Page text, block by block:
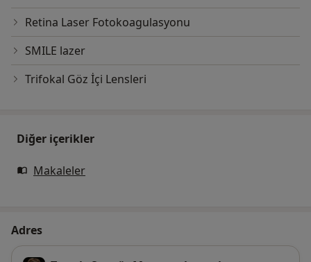
Retina Laser Fotokoagulasyonu
SMILE lazer
Trifokal Göz İçi Lensleri
Diğer içerikler
Makaleler
Adres